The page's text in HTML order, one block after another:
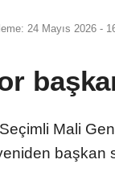
24 Mayıs 2026 -
Mali
başkan